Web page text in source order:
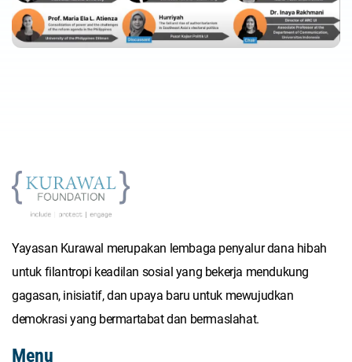
Yayasan Kurawal merupakan lembaga penyalur dana hibah
untuk filantropi keadilan sosial yang bekerja mendukung
gagasan, inisiatif, dan upaya baru untuk mewujudkan
demokrasi yang bermartabat dan bermaslahat.
Menu